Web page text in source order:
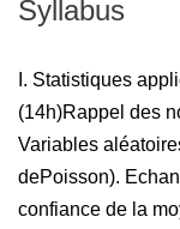
Syllabus
I. Statistiques
(14h)Rappel des
Variables
dePoisson).
confiance de la